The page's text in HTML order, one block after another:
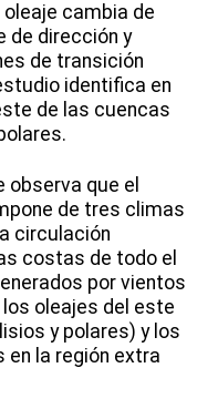
cambia de
de dirección y
de transición
identifica en
de las cuencas
observa que el
de tres climas
circulación
costas de todo el
por vientos
oleajes del este
y polares) y los
en la región extra